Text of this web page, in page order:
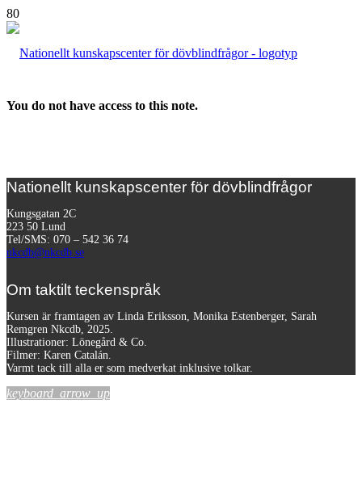
You do not have access to this note.
Nationellt kunskapscenter för dövblindfrågor
Kungsgatan 2C
223 50 Lund
Tel/SMS: 070 – 542 36 74
nkcdb@nkcdb.se
Om taktilt teckenspråk
Kursen är framtagen av Linda Eriksson, Monika Estenberger, Sarah
Remgren Nkcdb, 2025.
Illustrationer: Lönegård & Co.
Filmer: Karen Catalán.
Varmt tack till alla er som medverkat inklusive tolkar.
keyboard_arrow_up